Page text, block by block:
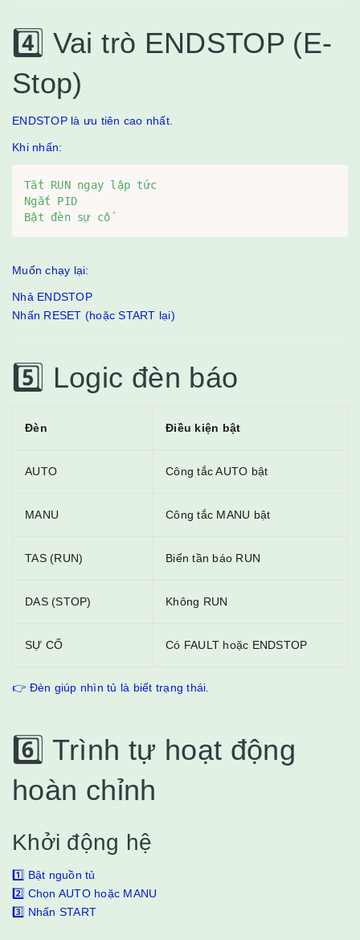
4️⃣ Vai trò ENDSTOP (E-
Stop)
ENDSTOP là ưu tiên cao nhất.
Khi nhấn:
Tắt RUN ngay lập tức
Ngắt PID
Bật đèn sự cố
Muốn chạy lại:
Nhả ENDSTOP
Nhấn RESET (hoặc START lại)
5️⃣ Logic đèn báo
Đèn Điều kiện bật
AUTO Công tắc AUTO bật
MANU Công tắc MANU bật
TAS (RUN) Biến tần báo RUN
DAS (STOP) Không RUN
SỰ CỐ Có FAULT hoặc ENDSTOP
👉 Đèn giúp nhìn tủ là biết trạng thái.
6️⃣ Trình tự hoạt động
hoàn chỉnh
Khởi động hệ
1️⃣ Bật nguồn tủ
2️⃣ Chọn AUTO hoặc MANU
3️⃣ Nhấn START